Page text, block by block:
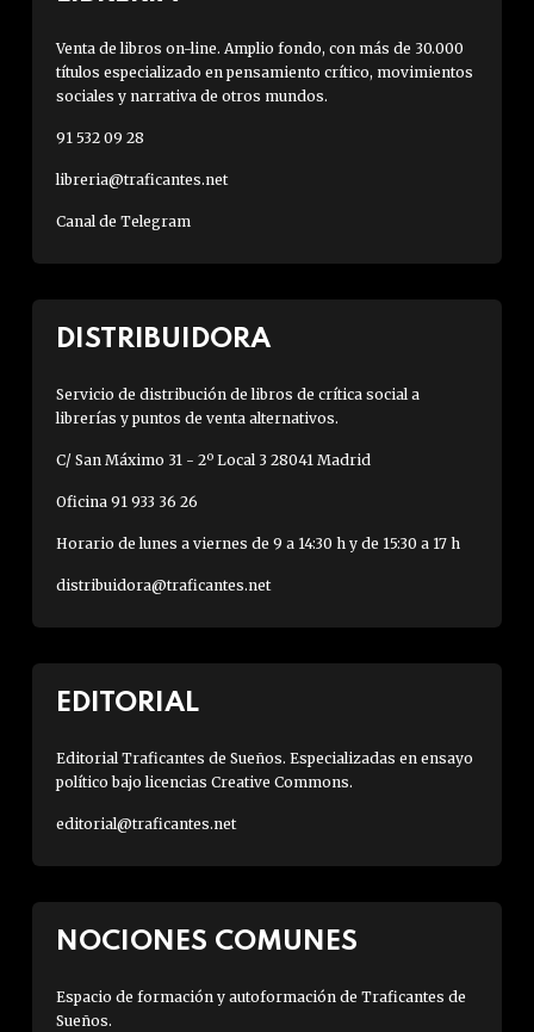
Venta de libros on-line. Amplio fondo, con más de 30.000
títulos especializado en pensamiento crítico, movimientos
sociales y narrativa de otros mundos.
91 532 09 28
libreria@traficantes.net
Canal de Telegram
DISTRIBUIDORA
Servicio de distribución de libros de crítica social a
librerías y puntos de venta alternativos.
C/ San Máximo 31 - 2º Local 3 28041 Madrid
Oficina 91 933 36 26
Horario de lunes a viernes de 9 a 14:30 h y de 15:30 a 17 h
distribuidora@traficantes.net
EDITORIAL
Editorial Traficantes de Sueños. Especializadas en ensayo
político bajo licencias Creative Commons.
editorial@traficantes.net
NOCIONES COMUNES
Espacio de formación y autoformación de Traficantes de
Sueños.